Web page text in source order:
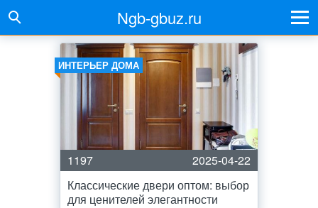
Ngb-gbuz.ru
ИНТЕРЬЕР ДОМА
1197
2025-04-22
Классические двери оптом: выбор
для ценителей элегантности